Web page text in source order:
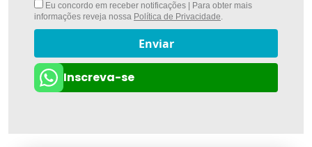
Eu concordo em receber notificações | Para obter mais
informações reveja nossa Política de Privacidade.
Enviar
Inscreva-se